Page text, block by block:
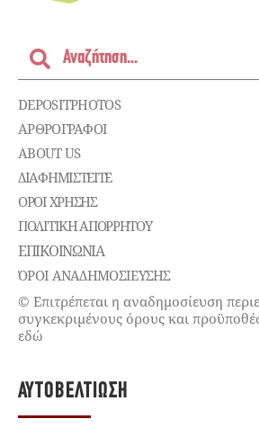
DEPOSITPHOTOS
ΑΡΘΡΟΓΡΑΦΟΙ
ABOUT US
ΔΙΑΦΗΜΙΣΤΕΊΤΕ
ΌΡΟΙ ΧΡΉΣΗΣ
ΠΟΛΙΤΙΚΉ ΑΠΟΡΡΉΤΟΥ
ΕΠΙΚΟΙΝΩΝΊΑ
ΌΡΟΙ ΑΝΑΔΗΜΟΣΙΕΥΣΗΣ
© Επιτρέπεται η αναδημοσίευση
συγκεκριμένους όρους και
εδώ
ΑΥΤΟΒΕΛΤΊΩΣΗ